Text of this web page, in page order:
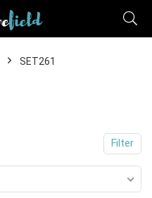
SET261
Filter